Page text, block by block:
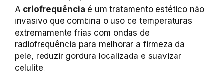
A criofrequência é um tratamento estético não
invasivo que combina o uso de temperaturas
extremamente frias com ondas de
radiofrequência para melhorar a firmeza da
pele, reduzir gordura localizada e suavizar
celulite.